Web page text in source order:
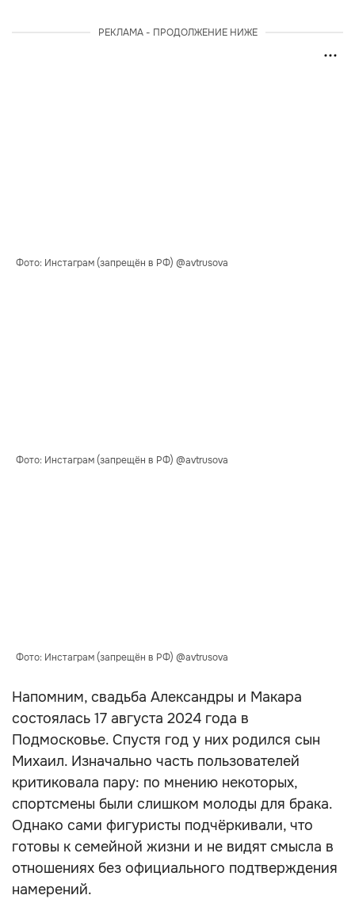
РЕКЛАМА - ПРОДОЛЖЕНИЕ НИЖЕ
Фото: Инстаграм (запрещён в РФ) @avtrusova
Фото: Инстаграм (запрещён в РФ) @avtrusova
Фото: Инстаграм (запрещён в РФ) @avtrusova
Напомним, свадьба Александры и Макара
состоялась 17 августа 2024 года в
Подмосковье. Спустя год у них родился сын
Михаил. Изначально часть пользователей
критиковала пару: по мнению некоторых,
спортсмены были слишком молоды для брака.
Однако сами фигуристы подчёркивали, что
готовы к семейной жизни и не видят смысла в
отношениях без официального подтверждения
намерений.